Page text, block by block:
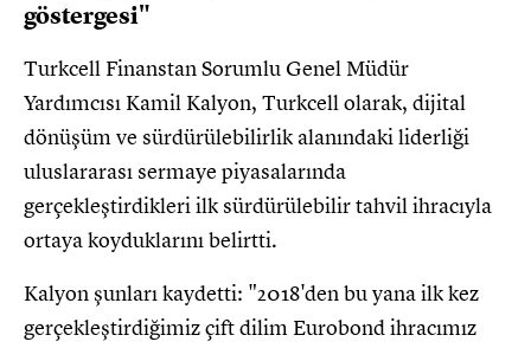
göstergesi"
Turkcell Finanstan Sorumlu Genel Müdür
Yardımcısı Kamil Kalyon, Turkcell olarak, dijital
dönüşüm ve sürdürülebilirlik alanındaki liderliği
uluslararası sermaye piyasalarında
gerçekleştirdikleri ilk sürdürülebilir tahvil ihracıyla
ortaya koyduklarını belirtti.
Kalyon şunları kaydetti: "2018'den bu yana ilk kez
gerçekleştirdiğimiz çift dilim Eurobond ihracımız